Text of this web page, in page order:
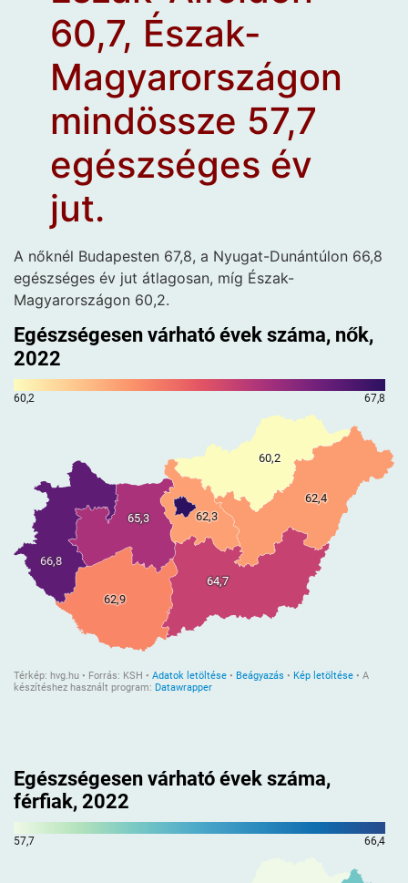
60,7, Észak-
Magyarországon
mindössze 57,7
egészséges év
jut.
A nőknél Budapesten 67,8, a Nyugat-Dunántúlon 66,8
egészséges év jut átlagosan, míg Észak-
Magyarországon 60,2.